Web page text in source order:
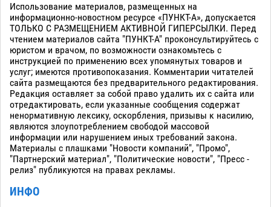
Использование материалов, размещенных на
информационно-новостном ресурсе «ПУНКТ-А», допускается
ТОЛЬКО С РАЗМЕЩЕНИЕМ АКТИВНОЙ ГИПЕРСЫЛКИ. Перед
чтением материалов сайта "ПУНКТ-А" проконсультируйтесь с
юристом и врачом, по возможности ознакомьтесь с
инструкцией по применению всех упомянутых товаров и
услуг; имеются противопоказания. Комментарии читателей
сайта размещаются без предварительного редактирования.
Редакция оставляет за собой право удалить их с сайта или
отредактировать, если указанные сообщения содержат
ненормативную лексику, оскорбления, призывы к насилию,
являются злоупотреблением свободой массовой
информации или нарушением иных требований закона.
Материалы с плашками "Новости компаний", "Промо",
"Партнерский материал", "Политические новости", "Пресс -
релиз" публикуются на правах рекламы.
ИНФО